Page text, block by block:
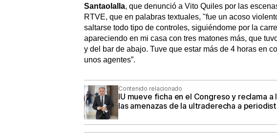
Santaolalla, que denunció a Vito Quiles por las
RTVE, que en palabras textuales, "fue un acoso
saltarse todo tipo de controles, siguiéndome por la
apareciendo en mi casa con tres matones más, que
y del bar de abajo. Tuve que estar más de 4 horas en
unos agentes”.
Contenido relacionado
IU mueve ficha en el Congreso y reclama
las amenazas de la ultraderecha a